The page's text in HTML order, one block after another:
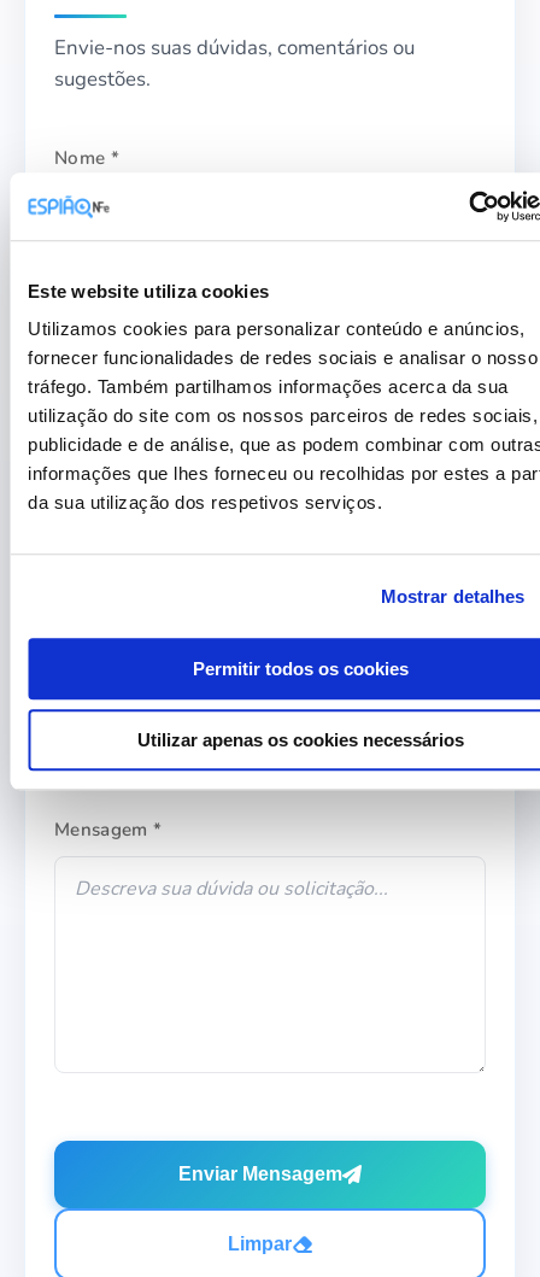
Este website utiliza cookies
Utilizamos cookies para personalizar conteúdo e anúncios,
fornecer funcionalidades de redes sociais e analisar o nosso
tráfego. Também partilhamos informações acerca da sua
utilização do site com os nossos parceiros de redes
publicidade e de análise, que as podem combinar com
informações que lhes forneceu ou recolhidas por estes a
da sua utilização dos respetivos serviços.
Mostrar detalhes
Permitir todos os cookies
Utilizar apenas os cookies necessários
Envie-nos suas dúvidas, comentários ou
sugestões.
Nome *
E-mail *
Assunto *
Mensagem *
Enviar Mensagem
Limpar